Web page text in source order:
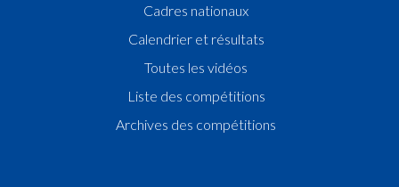
Cadres nationaux
Calendrier et résultats
Toutes les vidéos
Liste des compétitions
Archives des compétitions